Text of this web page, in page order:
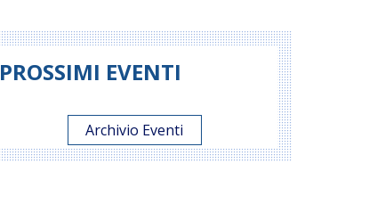
PROSSIMI EVENTI
Archivio Eventi